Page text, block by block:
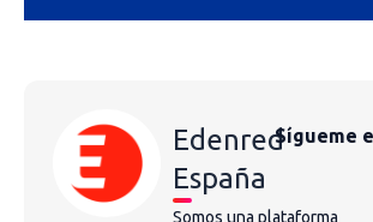
Edenred
España
Somos una plataforma
Sígueme